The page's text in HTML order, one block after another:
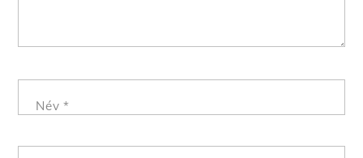
Név *